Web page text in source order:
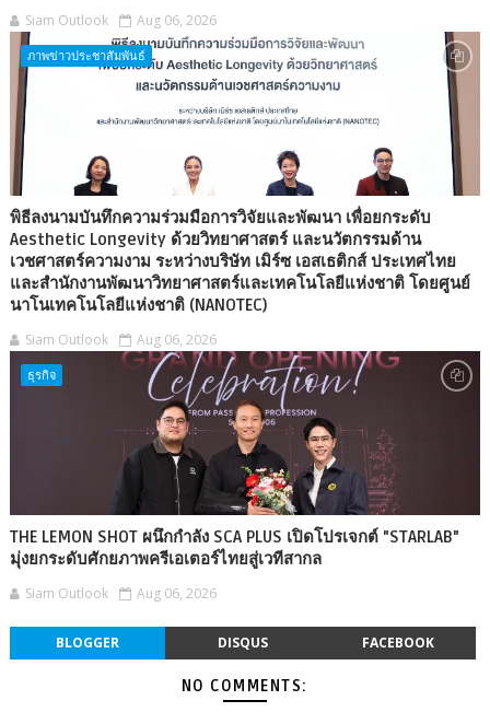
Siam Outlook Aug 06, 2026
ภาพข่าวประชาสัมพันธ์
พิธีลงนามบันทึกความร่วมมือการวิจัยและพัฒนา เพื่อยกระดับ
Aesthetic Longevity ด้วยวิทยาศาสตร์ และนวัตกรรมด้าน
เวชศาสตร์ความงาม ระหว่างบริษัท เมิร์ซ เอสเธติกส์ ประเทศไทย
และสำนักงานพัฒนาวิทยาศาสตร์และเทคโนโลยีแห่งชาติ โดยศูนย์
นาโนเทคโนโลยีแห่งชาติ (NANOTEC)
Siam Outlook Aug 06, 2026
ธุรกิจ
THE LEMON SHOT ผนึกกำลัง SCA PLUS เปิดโปรเจกต์ "STARLAB"
มุ่งยกระดับศักยภาพครีเอเตอร์ไทยสู่เวทีสากล
Siam Outlook Aug 06, 2026
BLOGGER DISQUS FACEBOOK
NO COMMENTS: